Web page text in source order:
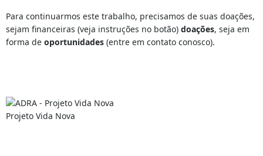
Para continuarmos este trabalho, precisamos de suas doações,
sejam financeiras (veja instruções no botão) doações, seja em
forma de oportunidades (entre em contato conosco).
Projeto Vida Nova